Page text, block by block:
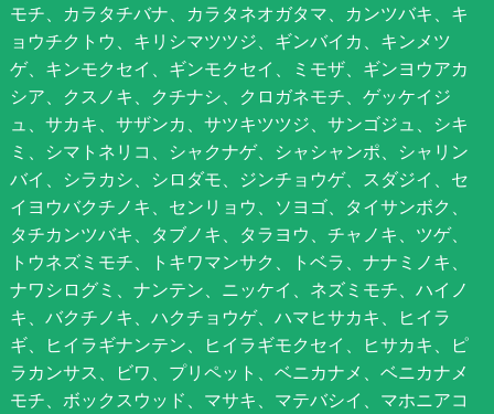
モチ、カラタチバナ、カラタネオガタマ、カンツバキ、キ
ョウチクトウ、キリシマツツジ、ギンバイカ、キンメツ
ゲ、キンモクセイ、ギンモクセイ、ミモザ、ギンヨウアカ
シア、クスノキ、クチナシ、クロガネモチ、ゲッケイジ
ュ、サカキ、サザンカ、サツキツツジ、サンゴジュ、シキ
ミ、シマトネリコ、シャクナゲ、シャシャンポ、シャリン
バイ、シラカシ、シロダモ、ジンチョウゲ、スダジイ、セ
イヨウバクチノキ、センリョウ、ソヨゴ、タイサンボク、
タチカンツバキ、タブノキ、タラヨウ、チャノキ、ツゲ、
トウネズミモチ、トキワマンサク、トベラ、ナナミノキ、
ナワシログミ、ナンテン、ニッケイ、ネズミモチ、ハイノ
キ、バクチノキ、ハクチョウゲ、ハマヒサカキ、ヒイラ
ギ、ヒイラギナンテン、ヒイラギモクセイ、ヒサカキ、ピ
ラカンサス、ビワ、プリペット、ベニカナメ、ベニカナメ
モチ、ボックスウッド、マサキ、マテバシイ、マホニアコ